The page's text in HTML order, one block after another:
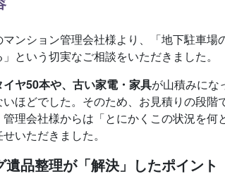
ンション管理会社様より、「地下駐車場
という切実なご相談をいただきました。
イヤ50本や、古い家電・家具が山積みにな
ほどでした。そのため、お見積りの段
管理会社様からは「とにかくこの状況を
いただきました。
遺品整理が「解決」したポイント